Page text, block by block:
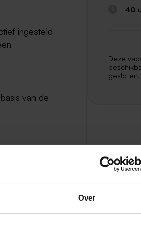
Over
ingesteld
van de
40
Deze
gesloten.